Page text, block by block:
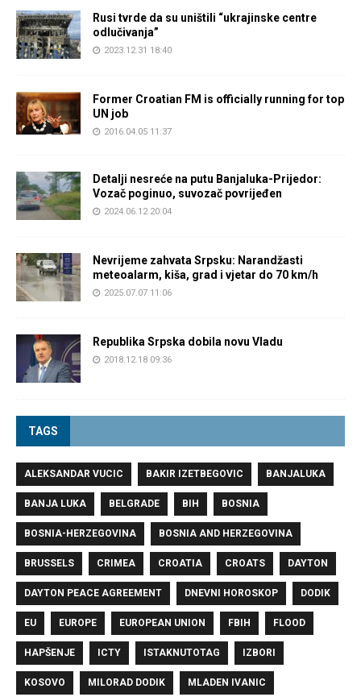
Rusi tvrde da su uništili “ukrajinske centre
odlučivanja”
2023.12.31 18:40
Former Croatian FM is officially running for top
UN job
2016.04.05 11:37
Detalji nesreće na putu Banjaluka-Prijedor:
Vozač poginuo, suvozač povrijeđen
2024.06.12 20:04
Nevrijeme zahvata Srpsku: Narandžasti
meteoalarm, kiša, grad i vjetar do 70 km/h
2025.07.07 11:06
Republika Srpska dobila novu Vladu
2018.12.18 09:36
TAGS
ALEKSANDAR VUCIC BAKIR IZETBEGOVIC BANJALUKA
BANJA LUKA BELGRADE BIH BOSNIA
BOSNIA-HERZEGOVINA BOSNIA AND HERZEGOVINA
BRUSSELS CRIMEA CROATIA CROATS DAYTON
DAYTON PEACE AGREEMENT DNEVNI HOROSKOP DODIK
EU EUROPE EUROPEAN UNION FBIH FLOOD
HAPŠENJE ICTY ISTAKNUTOTAG IZBORI
KOSOVO MILORAD DODIK MLADEN IVANIC